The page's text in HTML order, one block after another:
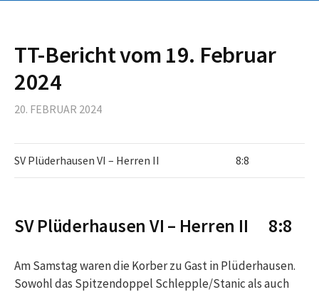
TT-Bericht vom 19. Februar
2024
20. FEBRUAR 2024
SV Plüderhausen VI – Herren II 8:8
SV Plüderhausen VI – Herren II 8:8
Am Samstag waren die Korber zu Gast in Plüderhausen.
Sowohl das Spitzendoppel Schlepple/Stanic als auch